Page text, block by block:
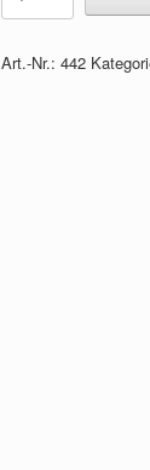
zum
und
Art.-Nr.:442